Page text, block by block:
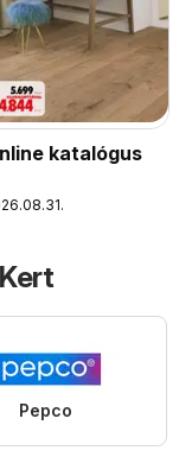
katalógus
Pepco